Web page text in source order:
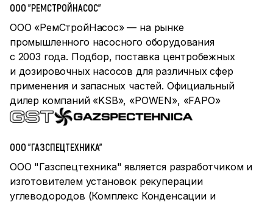
ООО "РЕМСТРОЙНАСОС"
ООО «РемСтройНасос» — на рынке
промышленного насосного оборудования
с 2003 года. Подбор, поставка центробежных
и дозировочных насосов для различных сфер
применения и запасных частей. Официальный
дилер компаний «KSB», «POWEN», «FAPO»
ООО "ГАЗСПЕЦТЕХНИКА"
ООО "Газспецтехника" является разработчиком и
изготовителем установок рекуперации
углеводородов (Комплекс Конденсации и